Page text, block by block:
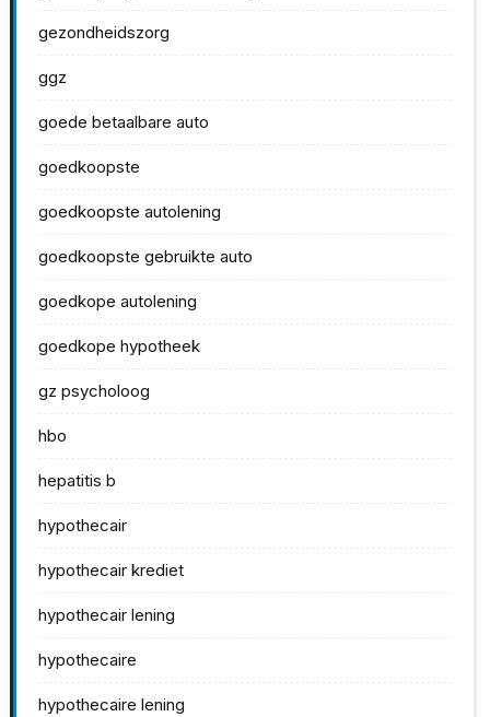
gezondheidszorg
ggz
goede betaalbare auto
goedkoopste
goedkoopste autolening
goedkoopste gebruikte auto
goedkope autolening
goedkope hypotheek
gz psycholoog
hbo
hepatitis b
hypothecair
hypothecair krediet
hypothecair lening
hypothecaire
hypothecaire lening